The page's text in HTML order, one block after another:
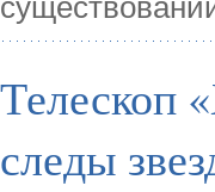
Телескоп
следы